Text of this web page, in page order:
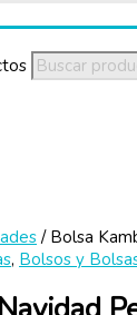
/ Bolsa
, Bolsos y